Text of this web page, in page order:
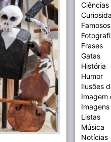
Ciências
Famosos
Frases
Gatas
História
Humor
Ilusões
Imagem
Listas
Música
Notícias